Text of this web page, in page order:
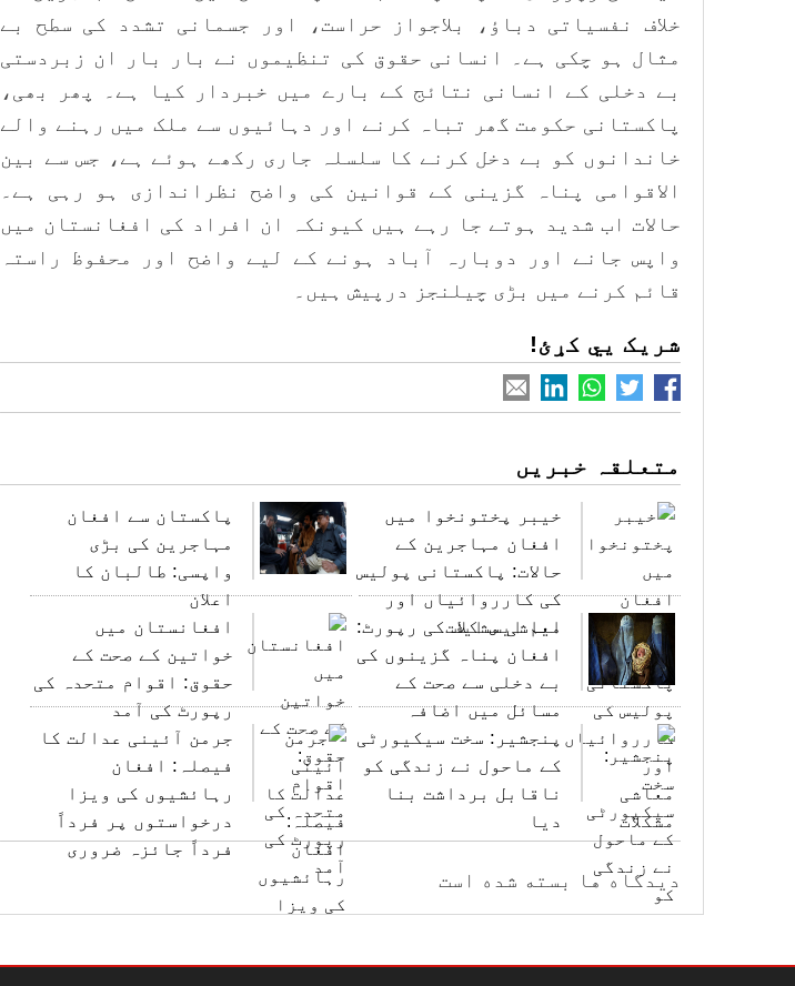
خلاف نفسیاتی دباؤ، بلاجواز حراست، اور جسمانی تشدد کی سطح بے
مثال ہو چکی ہے۔ انسانی حقوق کی تنظیموں نے بار بار ان زبردستی
بے دخلی کے انسانی نتائج کے بارے میں خبردار کیا ہے۔ پھر بھی،
پاکستانی حکومت گھر تباہ کرنے اور دہائیوں سے ملک میں رہنے والے
خاندانوں کو بے دخل کرنے کا سلسلہ جاری رکھے ہوئے ہے، جس سے بین
الاقوامی پناہ گزینی کے قوانین کی واضح نظراندازی ہو رہی ہے۔
حالات اب شدید ہوتے جا رہے ہیں کیونکہ ان افراد کی افغانستان میں
واپس جانے اور دوبارہ آباد ہونے کے لیے واضح اور محفوظ راستہ
قائم کرنے میں بڑی چیلنجز درپیش ہیں۔
شریک یي کړئ!
متعلقہ خبریں
خیبر پختونخوا میں
افغان مہاجرین کے
حالات: پاکستانی پولیس
کی کارروائیاں اور
معاشی مشکلات
پاکستان سے افغان
مہاجرین کی بڑی
واپسی: طالبان کا
اعلان
ایم ایس ایف کی رپورٹ:
افغان پناہ گزینوں کی
بے دخلی سے صحت کے
مسائل میں اضافہ
افغانستان میں
خواتین کے صحت کے
حقوق: اقوام متحدہ کی
رپورٹ کی آمد
پنجشیر: سخت سیکیورٹی
کے ماحول نے زندگی کو
ناقابل برداشت بنا
دیا
جرمن آئینی عدالت کا
فیصلہ: افغان
رہائشیوں کی ویزا
درخواستوں پر فرداً
فرداً جائزہ ضروری
دیدگاه ها بسته شده است